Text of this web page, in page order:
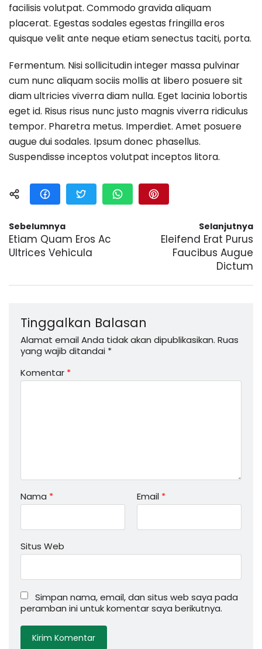
facilisis volutpat. Commodo gravida aliquam
placerat. Egestas sodales egestas fringilla eros
quisque velit ante neque etiam senectus taciti, porta.
Fermentum. Nisi sollicitudin integer massa pulvinar
cum nunc aliquam sociis mollis at libero posuere sit
diam ultricies viverra diam nulla. Eget lacinia lobortis
eget id. Risus risus nunc justo magnis viverra ridiculus
tempor. Pharetra metus. Imperdiet. Amet posuere
augue dui sodales. Ipsum donec phasellus.
Suspendisse inceptos volutpat inceptos litora.
Sebelumnya
Etiam Quam Eros Ac
Ultrices Vehicula
Selanjutnya
Eleifend Erat Purus
Faucibus Augue
Dictum
Tinggalkan Balasan
Alamat email Anda tidak akan dipublikasikan. Ruas
yang wajib ditandai *
Komentar *
Nama * Email *
Situs Web
Simpan nama, email, dan situs web saya pada
peramban ini untuk komentar saya berikutnya.